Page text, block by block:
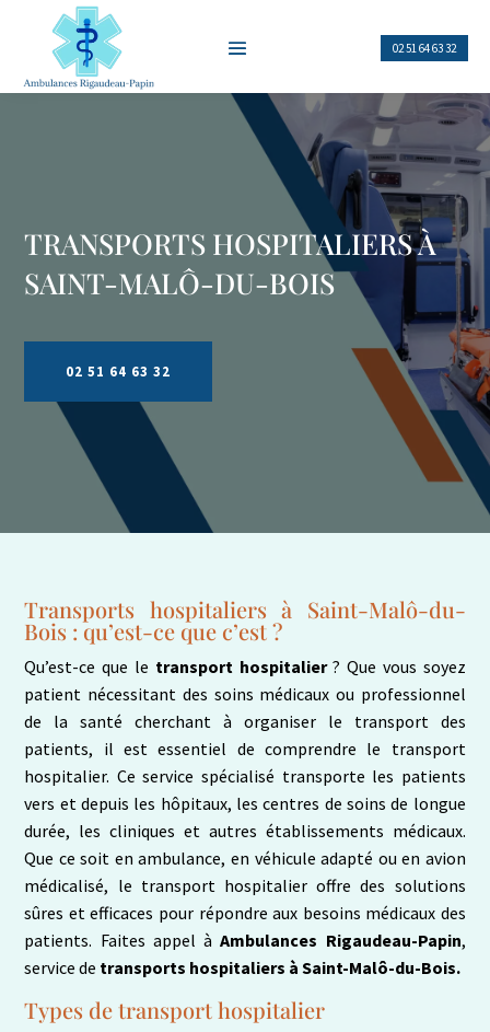
02 51 64 63 32
TRANSPORTS HOSPITALIERS À
SAINT-MALÔ-DU-BOIS
02 51 64 63 32
Transports hospitaliers à Saint-Malô-du-
Bois : qu’est-ce que c’est ?
Qu’est-ce que le transport hospitalier ? Que vous soyez
patient nécessitant des soins médicaux ou professionnel
de la santé cherchant à organiser le transport des
patients, il est essentiel de comprendre le transport
hospitalier. Ce service spécialisé transporte les patients
vers et depuis les hôpitaux, les centres de soins de longue
durée, les cliniques et autres établissements médicaux.
Que ce soit en ambulance, en véhicule adapté ou en avion
médicalisé, le transport hospitalier offre des solutions
sûres et efficaces pour répondre aux besoins médicaux des
patients. Faites appel à Ambulances Rigaudeau-Papin,
service de transports hospitaliers à Saint-Malô-du-Bois.
Types de transport hospitalier